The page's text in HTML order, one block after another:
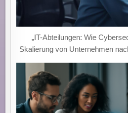
„IT-Abteilungen: Wie
Skalierung von Unternehmen